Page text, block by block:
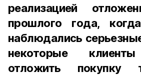
реализацией
прошлого года,
наблюдались
некоторые
отложить покупку